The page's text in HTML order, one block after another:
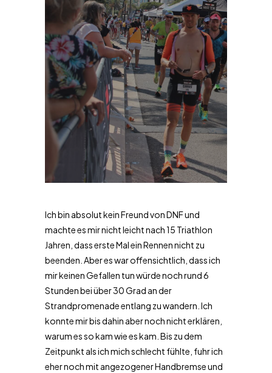
Ich bin absolut kein Freund von DNF und
machte es mir nicht leicht nach 15 Triathlon
Jahren, dass erste Mal ein Rennen nicht zu
beenden. Aber es war offensichtlich, dass ich
mir keinen Gefallen tun würde noch rund 6
Stunden bei über 30 Grad an der
Strandpromenade entlang zu wandern. Ich
konnte mir bis dahin aber noch nicht erklären,
warum es so kam wie es kam. Bis zu dem
Zeitpunkt als ich mich schlecht fühlte, fuhr ich
eher noch mit angezogener Handbremse und